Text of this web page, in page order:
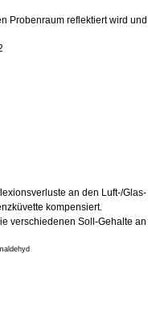
Probenraum reflektiert wird
an den Luft-/
kompensiert.
verschiedenen Soll-Gehalte